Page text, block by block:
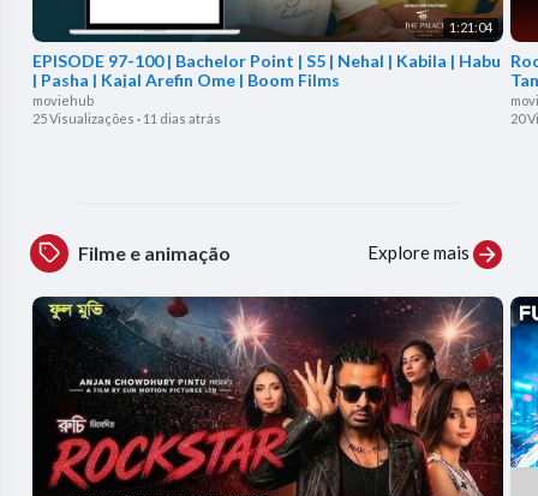
1:21:04
EPISODE 97-100 | Bachelor Point | S5 | Nehal | Kabila | Habu
| Pasha | Kajal Arefin Ome | Boom Films
moviehub
25 Visualizações · 11 dias atrás
20
Filme e animação Explore mais